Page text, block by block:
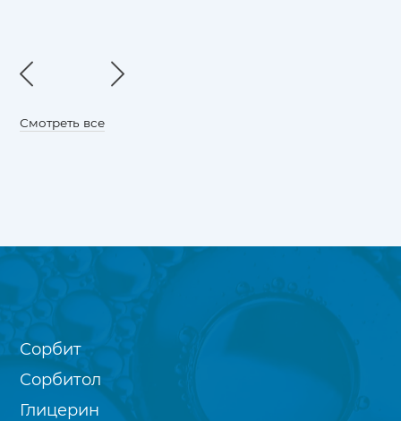
Смотреть все
Сорбит
Сорбитол
Глицерин